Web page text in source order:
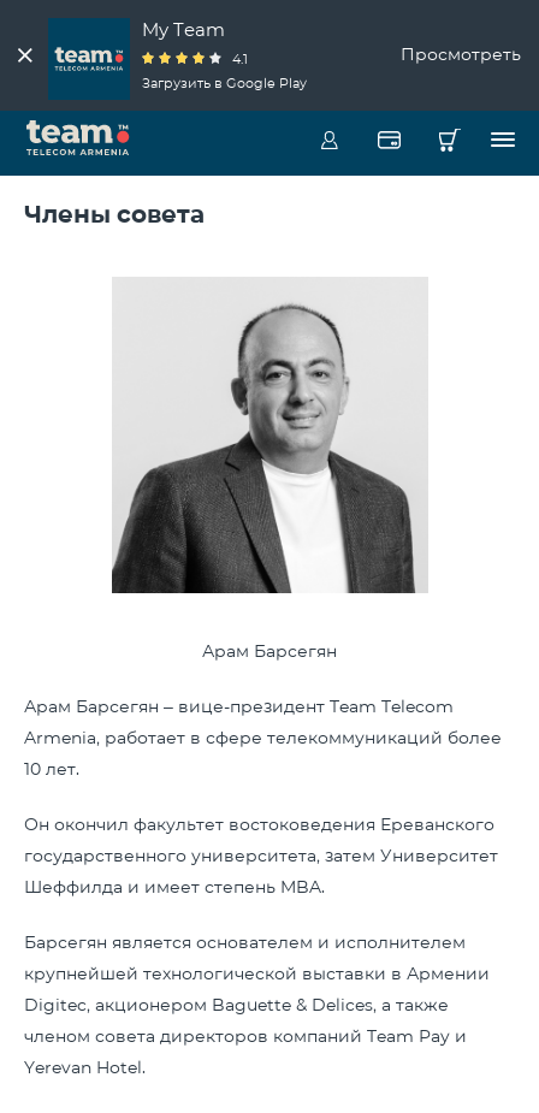
My Team
4.1
Загрузить в Google Play
Просмотреть
Члены совета
Арам Барсегян
Арам Барсегян – вице-президент Team Telecom
Armenia, работает в сфере телекоммуникаций более
10 лет.
Он окончил факультет востоковедения Ереванского
государственного университета, затем Университет
Шеффилда и имеет степень MBA.
Барсегян является основателем и исполнителем
крупнейшей технологической выставки в Армении
Digitec, акционером Baguette & Delices, а также
членом совета директоров компаний Team Pay и
Yerevan Hotel.